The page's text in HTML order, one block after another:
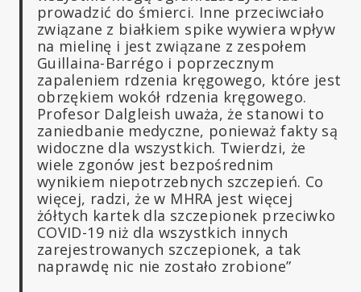
prowadzić do śmierci. Inne przeciwciało
związane z białkiem spike wywiera wpływ
na mielinę i jest związane z zespołem
Guillaina-Barrégo i poprzecznym
zapaleniem rdzenia kręgowego, które jest
obrzękiem wokół rdzenia kręgowego.
Profesor Dalgleish uważa, że stanowi to
zaniedbanie medyczne, ponieważ fakty są
widoczne dla wszystkich. Twierdzi, że
wiele zgonów jest bezpośrednim
wynikiem niepotrzebnych szczepień. Co
więcej, radzi, że w MHRA jest więcej
żółtych kartek dla szczepionek przeciwko
COVID-19 niż dla wszystkich innych
zarejestrowanych szczepionek, a tak
naprawdę nic nie zostało zrobione”